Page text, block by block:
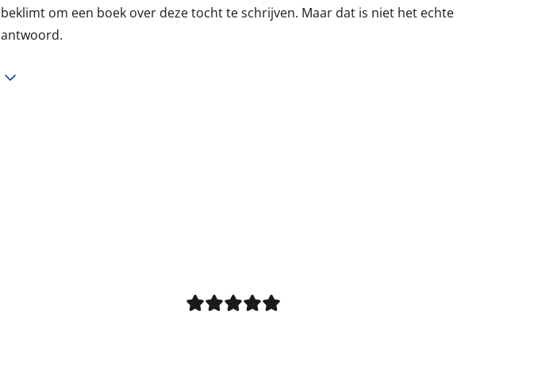
beklimt om een boek over deze tocht te schrijven. Maar dat is niet het echte
antwoord.